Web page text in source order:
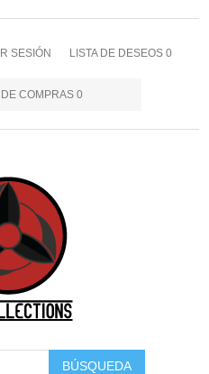
SESIÓN LISTA DE DESEOS 0
COMPRAS 0
BÚSQUEDA